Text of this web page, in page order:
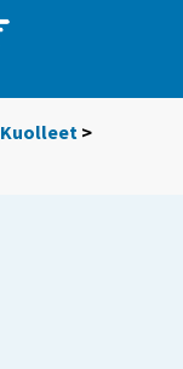
Kuolleet >